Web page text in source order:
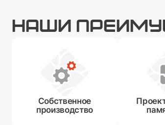
НАШИ
Собственное
производство